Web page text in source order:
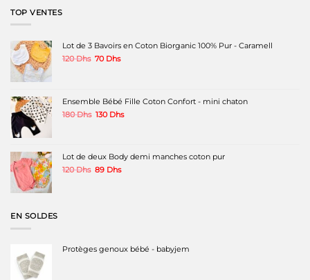
TOP VENTES
Lot de 3 Bavoirs en Coton Biorganic 100% Pur - Caramell
120Dhs Le
120 Dhs.
70 DhsLe
70 Dhs.
Ensemble Bébé Fille Coton Confort - mini chaton
180Dhs Le
180 Dhs.
130 DhsLe
130 Dhs.
Lot de deux Body demi manches coton pur
120Dhs Le
89 DhsLe
EN SOLDES
Protèges genoux bébé - babyjem